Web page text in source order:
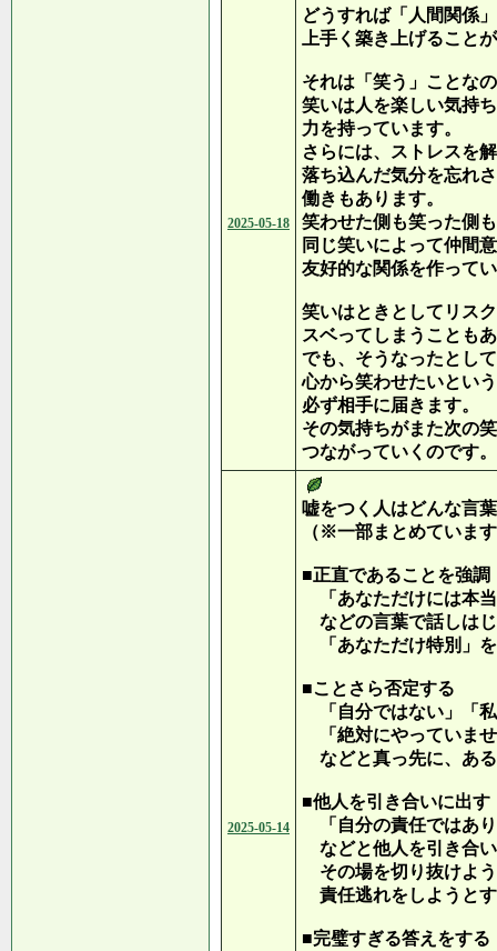
2025-05-18
どうすれば「人間関係
上手く築き上げること
それは「笑う」ことな
笑いは人を楽しい気持
力を持っています。
さらには、ストレスを
落ち込んだ気分を忘れ
働きもあります。
笑わせた側も笑った側
同じ笑いによって仲間
友好的な関係を作って
笑いはときとしてリス
スベってしまうことも
でも、そうなったとし
心から笑わせたいとい
必ず相手に届きます。
その気持ちがまた次の
つながっていくのです。
2025-05-14
嘘をつく人はどんな言
（※一部まとめていま
■正直であることを強調
「あなただけには本
などの言葉で話しは
「あなただけ特別」
■ことさら否定する
「自分ではない」「
「絶対にやっていま
などと真っ先に、あ
■他人を引き合いに出す
「自分の責任ではあ
などと他人を引き合
その場を切り抜けよ
責任逃れをしようと
■完璧すぎる答えをする